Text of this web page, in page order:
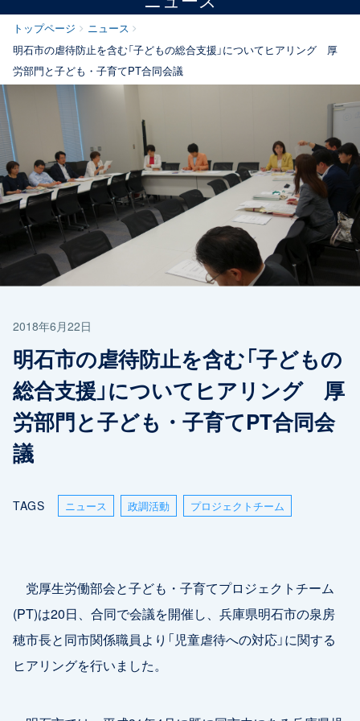
トップページ
ニュース
明石市の虐待防止を含む「子どもの総合支援」についてヒアリング 厚
労部門と子ども・子育てPT合同会議
2018年6月22日
明石市の虐待防止を含む「子どもの
総合支援」についてヒアリング 厚
労部門と子ども・子育てPT合同会
議
TAGS ニュース 政調活動 プロジェクトチーム
党厚生労働部会と子ども・子育てプロジェクトチーム
(PT)は20日、合同で会議を開催し、兵庫県明石市の泉房
穂市長と同市関係職員より「児童虐待への対応」に関する
ヒアリングを行いました。